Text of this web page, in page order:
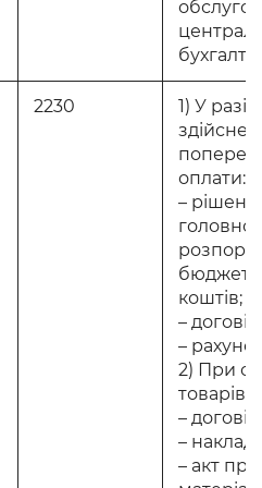
2230
1) У разі
оплати:
–
коштів;
– договір;
–
2) При
товарів,
– договір;
–
– акт